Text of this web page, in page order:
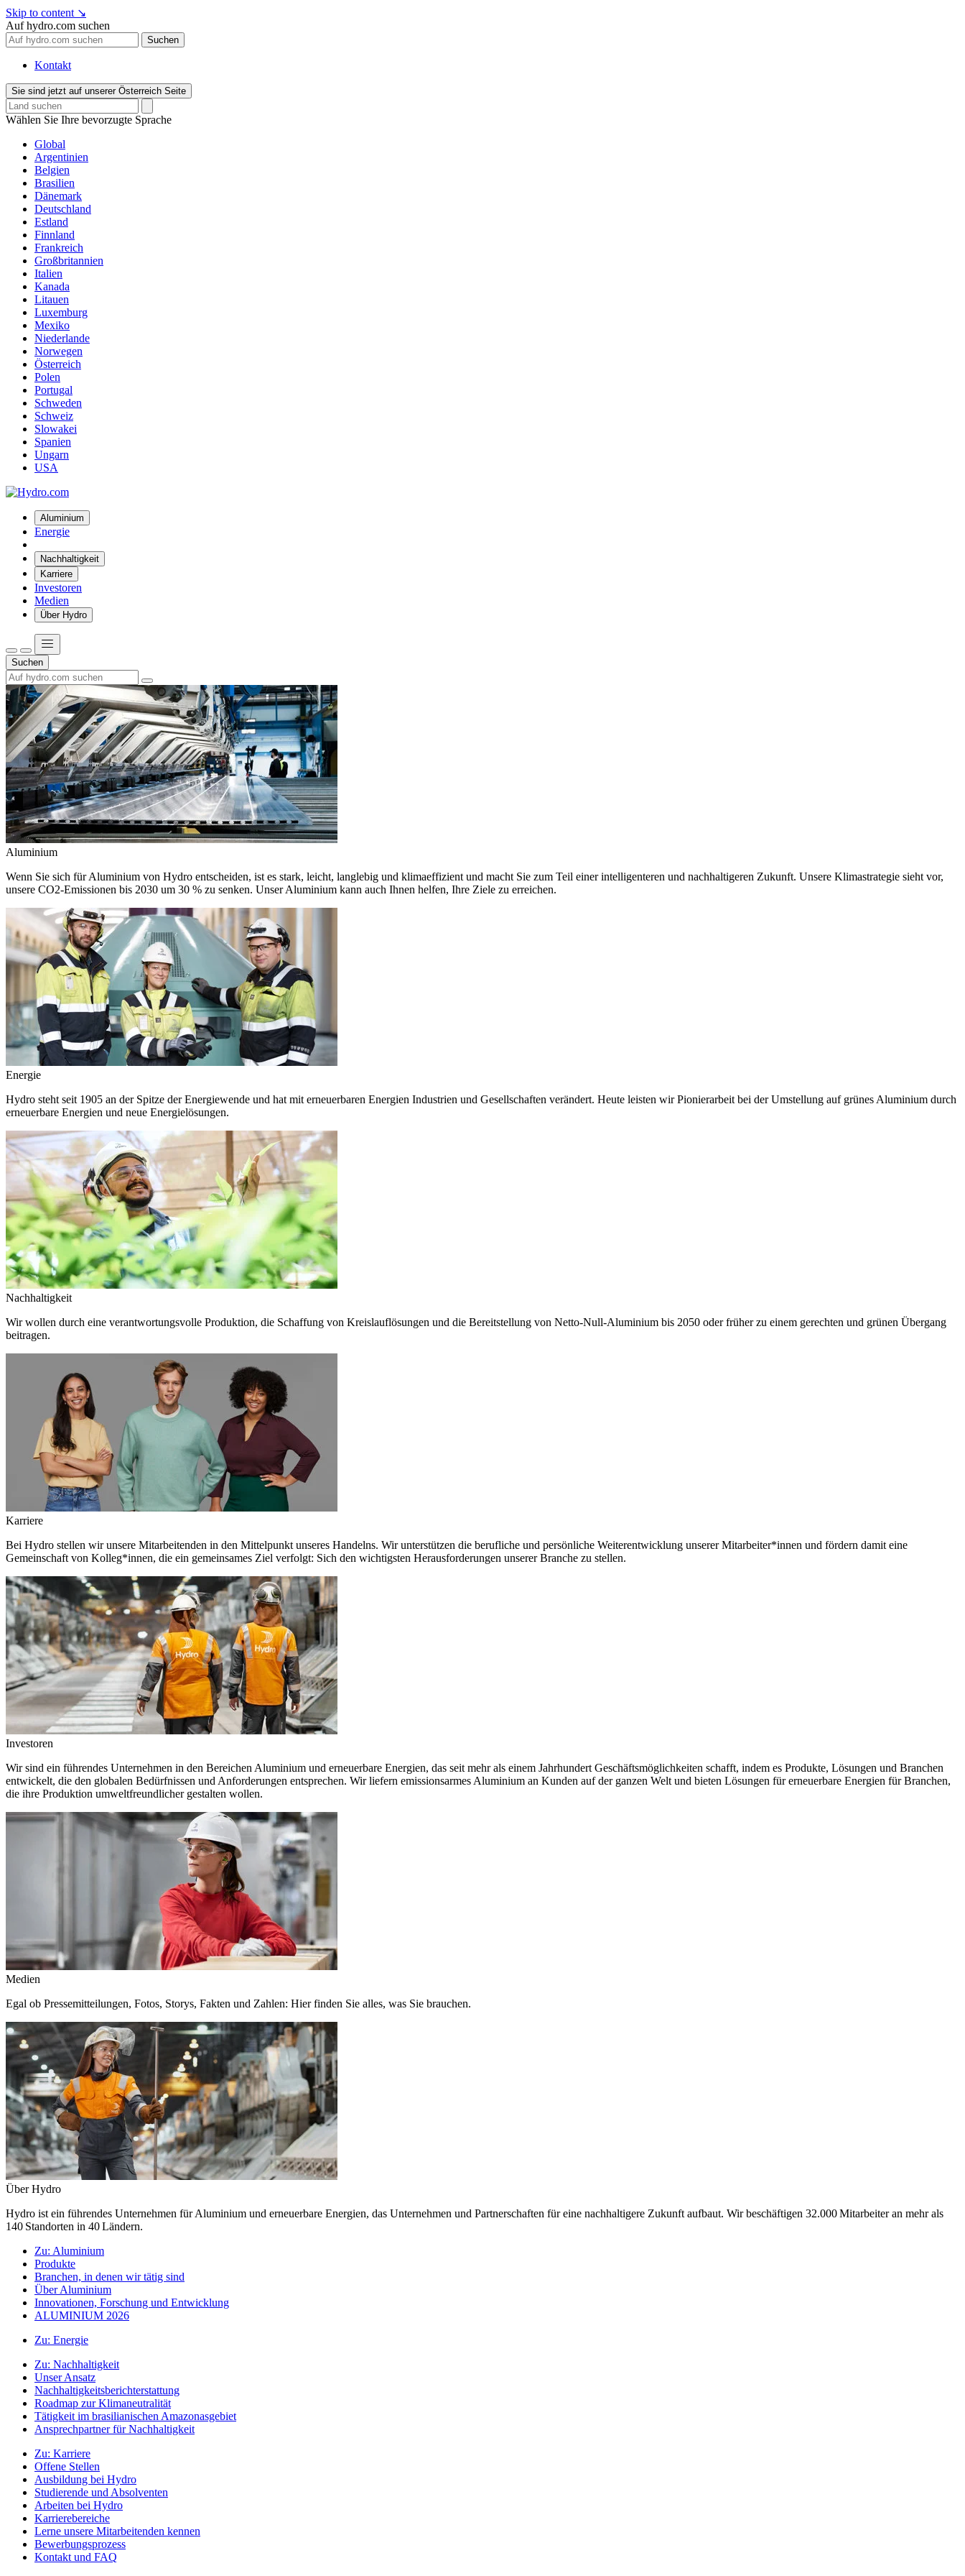
Skip to content ↘
Auf hydro.com suchen
Suchen
Kontakt
Sie sind jetzt auf unserer Österreich Seite
Wählen Sie Ihre bevorzugte Sprache
Global
Argentinien
Belgien
Brasilien
Dänemark
Deutschland
Estland
Finnland
Frankreich
Großbritannien
Italien
Kanada
Litauen
Luxemburg
Mexiko
Niederlande
Norwegen
Österreich
Polen
Portugal
Schweden
Schweiz
Slowakei
Spanien
Ungarn
USA
Aluminium
Energie
Nachhaltigkeit
Karriere
Investoren
Medien
Über Hydro
Suchen
Aluminium
Wenn Sie sich für Aluminium von Hydro entscheiden, ist es stark, leicht, langlebig und klimaeffizient und macht Sie zum Teil einer intelligenteren und nachhaltigeren Zukunft. Unsere Klimastrategie sieht vor,
unsere CO2-Emissionen bis 2030 um 30 % zu senken. Unser Aluminium kann auch Ihnen helfen, Ihre Ziele zu erreichen.
Energie
Hydro steht seit 1905 an der Spitze der Energiewende und hat mit erneuerbaren Energien Industrien und Gesellschaften verändert. Heute leisten wir Pionierarbeit bei der Umstellung auf grünes Aluminium durch
erneuerbare Energien und neue Energielösungen.
Nachhaltigkeit
Wir wollen durch eine verantwortungsvolle Produktion, die Schaffung von Kreislauflösungen und die Bereitstellung von Netto-Null-Aluminium bis 2050 oder früher zu einem gerechten und grünen Übergang
beitragen.
Karriere
Bei Hydro stellen wir unsere Mitarbeitenden in den Mittelpunkt unseres Handelns. Wir unterstützen die berufliche und persönliche Weiterentwicklung unserer Mitarbeiter*innen und fördern damit eine
Gemeinschaft von Kolleg*innen, die ein gemeinsames Ziel verfolgt: Sich den wichtigsten Herausforderungen unserer Branche zu stellen.
Investoren
Wir sind ein führendes Unternehmen in den Bereichen Aluminium und erneuerbare Energien, das seit mehr als einem Jahrhundert Geschäftsmöglichkeiten schafft, indem es Produkte, Lösungen und Branchen
entwickelt, die den globalen Bedürfnissen und Anforderungen entsprechen. Wir liefern emissionsarmes Aluminium an Kunden auf der ganzen Welt und bieten Lösungen für erneuerbare Energien für Branchen,
die ihre Produktion umweltfreundlicher gestalten wollen.
Medien
Egal ob Pressemitteilungen, Fotos, Storys, Fakten und Zahlen: Hier finden Sie alles, was Sie brauchen.
Über Hydro
Hydro ist ein führendes Unternehmen für Aluminium und erneuerbare Energien, das Unternehmen und Partnerschaften für eine nachhaltigere Zukunft aufbaut. Wir beschäftigen 32.000 Mitarbeiter an mehr als
140 Standorten in 40 Ländern.
Zu: Aluminium
Produkte
Branchen, in denen wir tätig sind
Über Aluminium
Innovationen, Forschung und Entwicklung
ALUMINIUM 2026
Zu: Energie
Zu: Nachhaltigkeit
Unser Ansatz
Nachhaltigkeitsberichterstattung
Roadmap zur Klimaneutralität
Tätigkeit im brasilianischen Amazonasgebiet
Ansprechpartner für Nachhaltigkeit
Zu: Karriere
Offene Stellen
Ausbildung bei Hydro
Studierende und Absolventen
Arbeiten bei Hydro
Karrierebereiche
Lerne unsere Mitarbeitenden kennen
Bewerbungsprozess
Kontakt und FAQ